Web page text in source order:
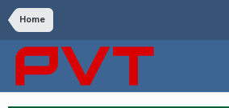
Home